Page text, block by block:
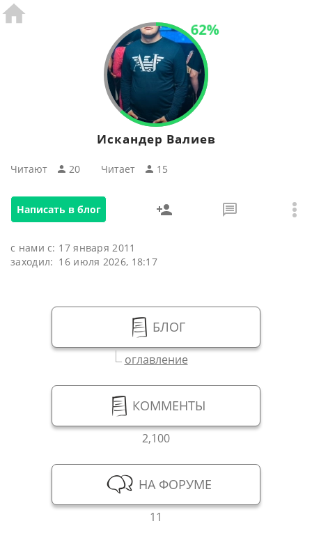
62%
Искандер Валиев
Читают 20 Читаeт 15
Написать в блог
с нами с: 17 января 2011
заходил: 16 июля 2026, 18:17
БЛОГ
оглавление
КОММЕНТЫ
2,100
НА ФОРУМЕ
11